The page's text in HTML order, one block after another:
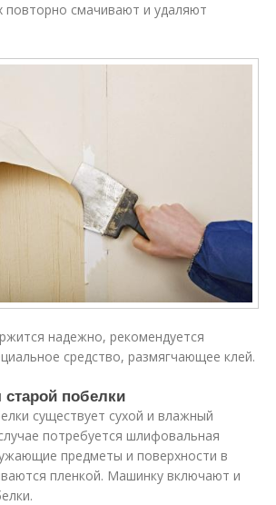
повторно смачивают и удаляют
надежно, рекомендуется
средство, размягчающее клей.
побелки
существует сухой и влажный
потребуется шлифовальная
предметы и поверхности в
пленкой. Машинку включают и